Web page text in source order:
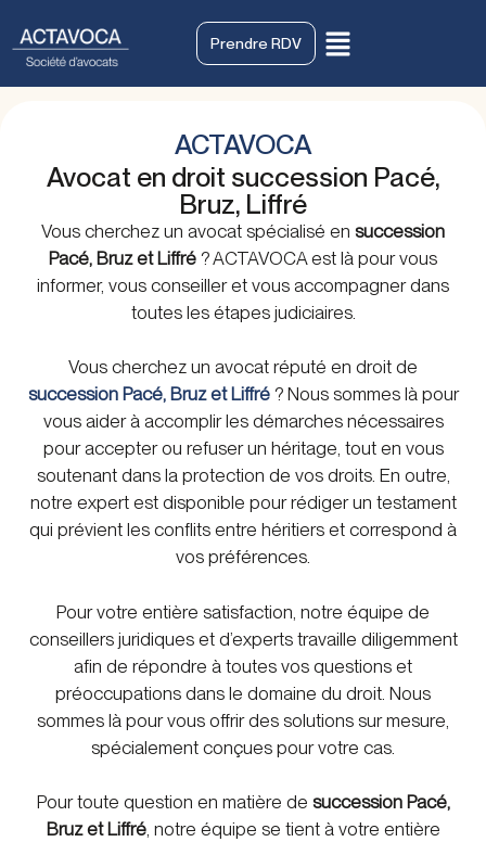
Prendre RDV
ACTAVOCA
Avocat en droit succession Pacé,
Bruz, Liffré
Vous cherchez un avocat spécialisé en succession
Pacé, Bruz et Liffré ? ACTAVOCA est là pour vous
informer, vous conseiller et vous accompagner dans
toutes les étapes judiciaires.
Vous cherchez un avocat réputé en droit de
succession Pacé, Bruz et Liffré? Nous sommes là pour
vous aider à accomplir les démarches nécessaires
pour accepter ou refuser un héritage, tout en vous
soutenant dans la protection de vos droits. En outre,
notre expert est disponible pour rédiger un testament
qui prévient les conflits entre héritiers et correspond à
vos préférences.
Pour votre entière satisfaction, notre équipe de
conseillers juridiques et d’experts travaille diligemment
afin de répondre à toutes vos questions et
préoccupations dans le domaine du droit. Nous
sommes là pour vous offrir des solutions sur mesure,
spécialement conçues pour votre cas.
Pour toute question en matière de succession Pacé,
Bruz et Liffré, notre équipe se tient à votre entière